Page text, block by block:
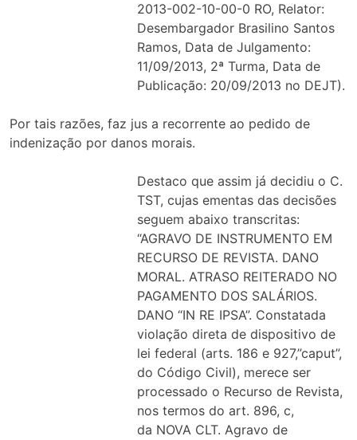
2013-002-10-00-0 RO, Relator:
Desembargador Brasilino Santos
Ramos, Data de Julgamento:
11/09/2013, 2ª Turma, Data de
Publicação: 20/09/2013 no DEJT).
Por tais razões, faz jus a recorrente ao pedido de
indenização por danos morais.
Destaco que assim já decidiu o C.
TST, cujas ementas das decisões
seguem abaixo transcritas:
“AGRAVO DE INSTRUMENTO EM
RECURSO DE REVISTA. DANO
MORAL. ATRASO REITERADO NO
PAGAMENTO DOS SALÁRIOS.
DANO “IN RE IPSA”. Constatada
violação direta de dispositivo de
lei federal (arts. 186 e 927,”caput”,
do Código Civil), merece ser
processado o Recurso de Revista,
nos termos do art. 896, c,
da NOVA CLT. Agravo de